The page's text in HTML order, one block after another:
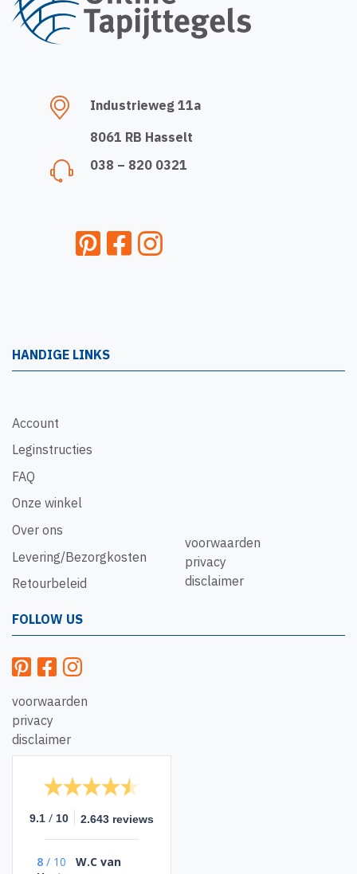
Industrieweg 11a
8061 RB Hasselt
038 – 820 0321
HANDIGE LINKS
Account
Leginstructies
FAQ
Onze winkel
Over ons
Levering/Bezorgkosten
Retourbeleid
voorwaarden
privacy
disclaimer
FOLLOW US
voorwaarden
privacy
disclaimer
9.1 / 10 2.643 reviews
8 / 10
W.C van